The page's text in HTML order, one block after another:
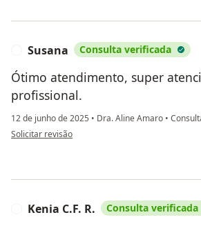
Susana Consulta verificada
Ótimo atendimento, super
profissional.
12 de junho de 2025 • Dra. Aline Amaro •
na opinião do utilizador Susana
Solicitar revisão
Kenia C.F. R. Consulta verificada